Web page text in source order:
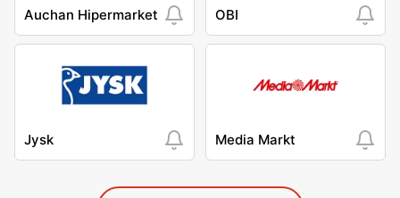
Auchan Hipermarket OBI
Jysk Media Markt